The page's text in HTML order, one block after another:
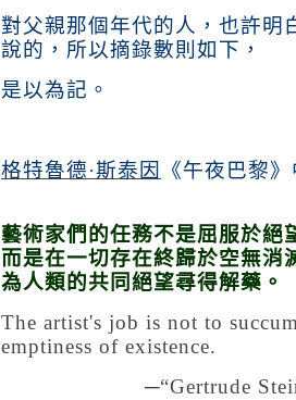
對父親那個年代的人，也許明
說的，所以摘錄數則如下，
是以為記。
格特魯德·斯泰因 《午夜巴黎
藝術家們的任務不是屈服於絕
而是在一切存在終歸於空無消
為人類的共同絕望尋得解藥。
The artist's job is not to
emptiness of existence.
─“Gertrude